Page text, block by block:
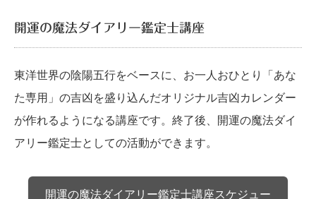
開運の魔法ダイアリー鑑定士講座
東洋世界の陰陽五行をベースに、お一人おひとり「あな
た専用」の吉凶を盛り込んだオリジナル吉凶カレンダー
が作れるようになる講座です。終了後、開運の魔法ダイ
アリー鑑定士としての活動ができます。
開運の魔法ダイアリー鑑定士講座スケジュー